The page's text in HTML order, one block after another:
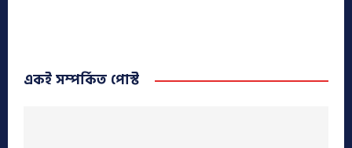
একই সম্পর্কিত পোস্ট